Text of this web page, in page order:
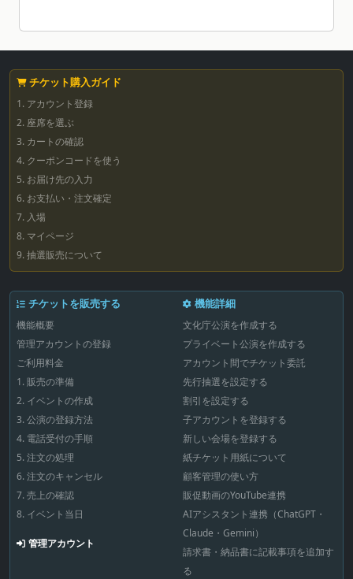
チケット購入ガイド
1. アカウント登録
2. 座席を選ぶ
3. カートの確認
4. クーポンコードを使う
5. お届け先の入力
6. お支払い・注文確定
7. 入場
8. マイページ
9. 抽選販売について
チケットを販売する
機能概要
管理アカウントの登録
ご利用料金
1. 販売の準備
2. イベントの作成
3. 公演の登録方法
4. 電話受付の手順
5. 注文の処理
6. 注文のキャンセル
7. 売上の確認
8. イベント当日
管理アカウント
機能詳細
文化庁公演を作成する
プライベート公演を作成する
アカウント間でチケット委託
先行抽選を設定する
割引を設定する
子アカウントを登録する
新しい会場を登録する
紙チケット用紙について
顧客管理の使い方
販促動画のYouTube連携
AIアシスタント連携（ChatGPT・
Claude・Gemini）
請求書・納品書に記載事項を追加す
る